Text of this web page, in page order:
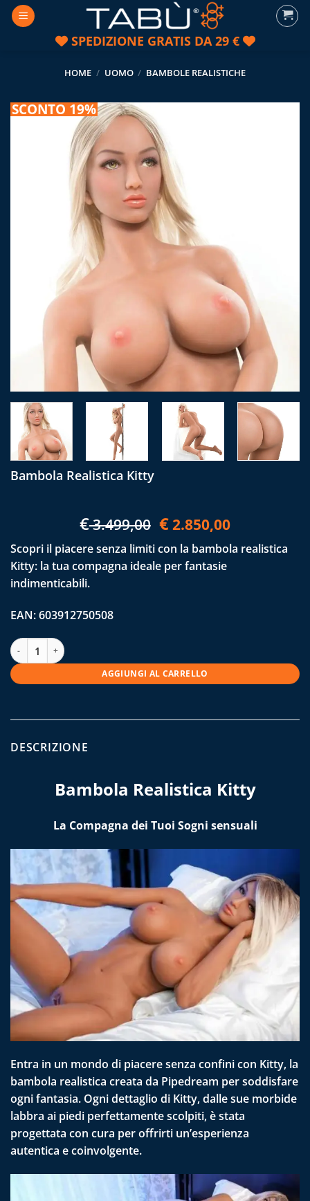
Salta
SPEDIZIONE GRATIS DA 29 €
HOME / UOMO / BAMBOLE REALISTICHE
SCONTO 19%
Bambola Realistica Kitty
€3.499,00 Il
prezzo
originale
era:
€2.850,00Il
prezzo
attuale
Scopri il piacere senza limiti con la bambola realistica
Kitty: la tua compagna ideale per fantasie
indimenticabili.
EAN:603912750508
Bambola Realistica Kitty quantità
AGGIUNGI AL CARRELLO
DESCRIZIONE
Bambola Realistica Kitty
La Compagna dei Tuoi Sogni sensuali
Entra in un mondo di piacere senza confini con Kitty, la
bambola realistica creata da Pipedream per soddisfare
ogni fantasia. Ogni dettaglio di Kitty, dalle sue morbide
labbra ai piedi perfettamente scolpiti, è stata
progettata con cura per offrirti un’esperienza
autentica e coinvolgente.